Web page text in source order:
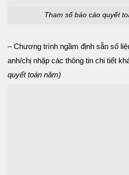
Tham số báo cáo quyết
– Chương trình ngầm định sẵn số
anh/chị nhập các thông tin chi tiết
quyết toán năm)